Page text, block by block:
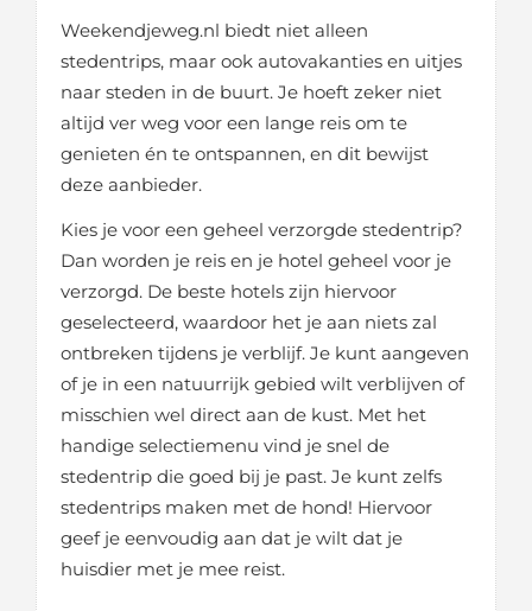
Weekendjeweg.nl biedt niet alleen
stedentrips, maar ook autovakanties en uitjes
naar steden in de buurt. Je hoeft zeker niet
altijd ver weg voor een lange reis om te
genieten én te ontspannen, en dit bewijst
deze aanbieder.
Kies je voor een geheel verzorgde stedentrip?
Dan worden je reis en je hotel geheel voor je
verzorgd. De beste hotels zijn hiervoor
geselecteerd, waardoor het je aan niets zal
ontbreken tijdens je verblijf. Je kunt aangeven
of je in een natuurrijk gebied wilt verblijven of
misschien wel direct aan de kust. Met het
handige selectiemenu vind je snel de
stedentrip die goed bij je past. Je kunt zelfs
stedentrips maken met de hond! Hiervoor
geef je eenvoudig aan dat je wilt dat je
huisdier met je mee reist.